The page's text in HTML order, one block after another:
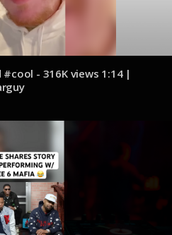
- 316K views 1:14 |